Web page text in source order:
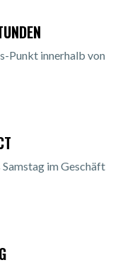
Punkt innerhalb von
im Geschäft